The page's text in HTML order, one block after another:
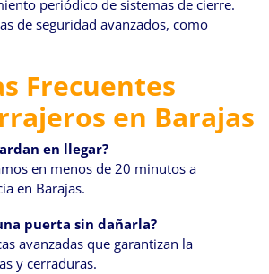
periódico de sistemas de cierre.
de seguridad avanzados, como
Frecuentes
en Barajas
en llegar?
en menos de 20 minutos a
en Barajas.
puerta sin dañarla?
avanzadas que garantizan la
y cerraduras.